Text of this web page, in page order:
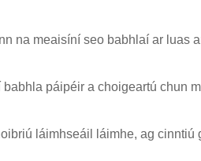
na meaisíní seo babhlaí ar luas
páipéir a choigeartú chun
láimhseáil láimhe, ag